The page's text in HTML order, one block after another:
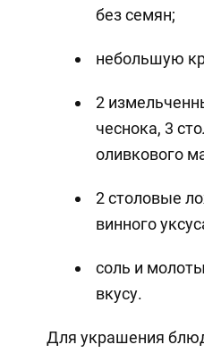
без семян;
небольшую
2
чеснока, 3
оливкового
2 столовые
винного
соль и
вкусу.
Для украшения